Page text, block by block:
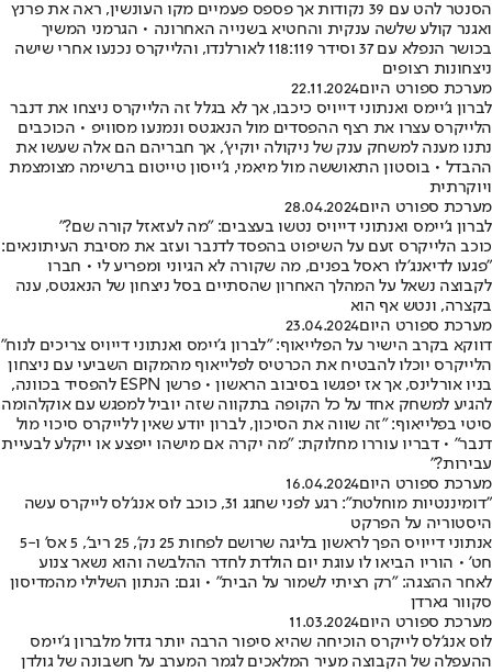
הסנטר להט עם 39 נקודות אך פספס פעמיים מקו העונשין, ראה את פרנץ
ואגנר קולע שלשה ענקית והחטיא בשנייה האחרונה • הגרמני המשיך
בכושר הנפלא עם 37 וסידר 118:119 לאורלנדו, והלייקרס נכנעו אחרי שישה
ניצחונות רצופים
מערכת ספורט היום22.11.2024
לברון ג'יימס ואנתוני דייויס כיכבו, אך לא בגלל זה הלייקרס ניצחו את דנבר
הלייקרס עצרו את רצף ההפסדים מול הנאגטס ונמנעו מסוויפ • הכוכבים
נתנו מענה למשחק ענק של ניקולה יוקיץ', אך חבריהם הם אלה שעשו את
ההבדל • בוסטון התאוששה מול מיאמי, ג'ייסון טייטום ברשימה מצומצמת
ויוקרתית
מערכת ספורט היום28.04.2024
לברון ג'יימס ואנתוני דייויס נטשו בעצבים: "מה לעזאזל קורה שם?"
כוכב הלייקרס זעם על השיפוט בהפסד לדנבר ועזב את מסיבת העיתונאים:
"פגעו לדיאנג'לו ראסל בפנים, מה שקורה לא הגיוני ומפריע לי • חברו
לקבוצה נשאל על המהלך האחרון שהסתיים בסל ניצחון של הנאגטס, ענה
בקצרה, ונטש אף הוא
מערכת ספורט היום23.04.2024
דווקא בקרב הישיר על הפלייאוף: "לברון ג'יימס ואנתוני דייויס צריכים לנוח"
הלייקרס יוכלו להבטיח את הכרטיס לפלייאוף מהמקום השביעי עם ניצחון
בניו אורלינס, אך אז יפגשו בסיבוב הראשון • פרשן ESPN להפסיד בכוונה,
להגיע למשחק אחד על כל הקופה בתקווה שזה יוביל למפגש עם אוקלהומה
סיטי בפלייאוף: "זה שווה את הסיכון, לברון יודע שאין ללייקרס סיכוי מול
דנבר" • דבריו עוררו מחלוקת: "מה יקרה אם מישהו ייפצע או ייקלע לבעיית
עבירות?"
מערכת ספורט היום16.04.2024
"דומיננטיות מוחלטת": רגע לפני שחגג 31, כוכב לוס אנג'לס לייקרס עשה
היסטוריה על הפרקט
אנתוני דייויס הפך לראשון בליגה שרושם לפחות 25 נק', 25 ריב', 5 אס' ו-5
חט' • הוריו הביאו לו עוגת יום הולדת לחדר ההלבשה והוא נשאר צנוע
לאחר ההצגה: "רק רציתי לשמור על הבית" • וגם: הנתון השלילי מהמדיסון
סקוור גארדן
מערכת ספורט היום11.03.2024
לוס אנג'לס לייקרס הוכיחה שהיא סיפור הרבה יותר גדול מלברון ג'יימס
ההעפלה של הקבוצה מעיר המלאכים לגמר המערב על חשבונה של גולדן